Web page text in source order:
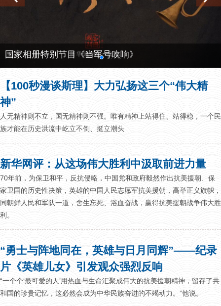
国家相册特别节目《当军号吹响》
【100秒漫谈斯理】大力弘扬这三个“伟大精
神”
人无精神则不立，国无精神则不强。唯有精神上站得住、站得稳，一个民
族才能在历史洪流中屹立不倒、挺立潮头
新华网评：从这场伟大胜利中汲取前进力量
70年前，为保卫和平，反抗侵略，中国党和政府毅然作出抗美援朝、保
家卫国的历史性决策，英雄的中国人民志愿军抗美援朝，高举正义旗帜，
同朝鲜人民和军队一道，舍生忘死、浴血奋战，赢得抗美援朝战争伟大胜
利。
“勇士与阵地同在，英雄与日月同辉”——纪录
片《英雄儿女》引发观众强烈反响
“一个个‘最可爱的人’用热血与生命汇聚成伟大的抗美援朝精神，留存了共
和国的珍贵记忆，这必然会成为中华民族奋进的不竭动力。”他说。